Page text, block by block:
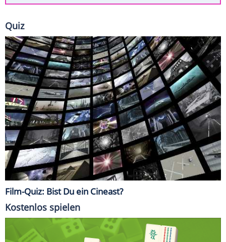
Quiz
Film-Quiz: Bist Du ein Cineast?
Kostenlos spielen